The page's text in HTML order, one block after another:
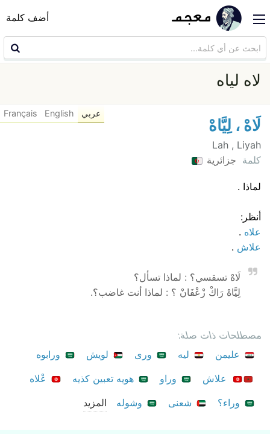
أضف كلمة
لاه لياه
لَاهْ ، لِيَّاهْ
Lah , Liyah
كلمة جزائرية
لماذا .
أنظر:
علاه .
علاش .
لَاهْ تسقسي؟ : لماذا تسأل؟
لِيَّاهْ رَاكْ زْعْفَانْ ؟ : لماذا أنت غاضب؟.
عربي English
Français
مصطلحات ذات صلة:
عليمن
ليه ورى لويش
ورابوه
علاش
وراو هويه تعبين كذيه
عْلاه
وراء؟
شعنى وشوله المزيد